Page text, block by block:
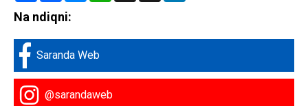
Na ndiqni:
Saranda Web
@sarandaweb